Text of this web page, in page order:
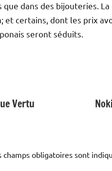
dans des bijouteries.
et certains, dont les prix
seront séduits.
Vertu
champs obligatoires sont